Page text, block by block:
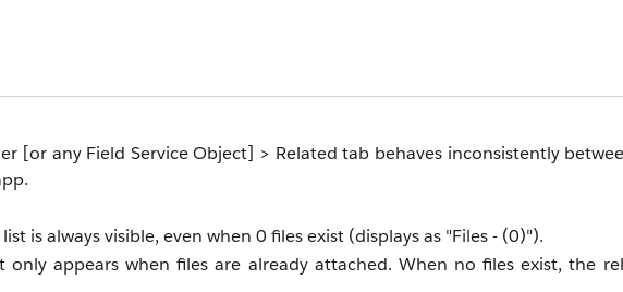
[or any Field Service Object] > Related tab behaves inconsistently
is always visible, even when 0 files exist (displays as "Files - (0)").
only appears when files are already attached. When no files exist, the